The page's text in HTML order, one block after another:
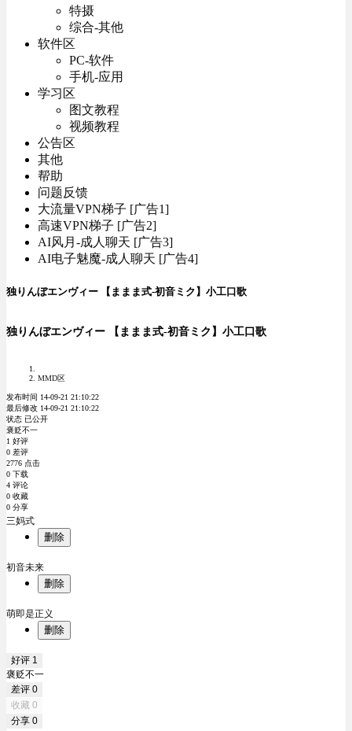
特摄
综合-其他
软件区
PC-软件
手机-应用
学习区
图文教程
视频教程
公告区
其他
帮助
问题反馈
大流量VPN梯子 [广告1]
高速VPN梯子 [广告2]
AI风月-成人聊天 [广告3]
AI电子魅魔-成人聊天 [广告4]
独りんぼエンヴィー 【ままま式-初音ミク】小工口歌
独りんぼエンヴィー 【ままま式-初音ミク】小工口歌
MMD区
发布时间 14-09-21 21:10:22
最后修改 14-09-21 21:10:22
状态 已公开
褒贬不一
1 好评
0 差评
2776 点击
0 下载
4 评论
0 收藏
0 分享
三妈式
删除
初音未来
删除
萌即是正义
删除
好评 1
褒贬不一
差评 0
收藏 0
分享 0